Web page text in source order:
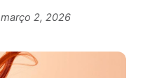
março 2, 2026